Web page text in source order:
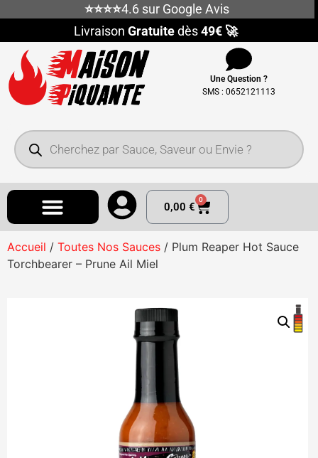
⭐⭐⭐⭐4.6 sur Google Avis
Livraison Gratuitedès49€ 🚀
Une Question ?
SMS : 0652121113
0,00 €
0
Accueil / Toutes Nos Sauces / Plum Reaper Hot Sauce
Torchbearer – Prune Ail Miel